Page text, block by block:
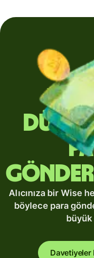
Alıcınıza bir Wise
böylece para
Davetiyeler